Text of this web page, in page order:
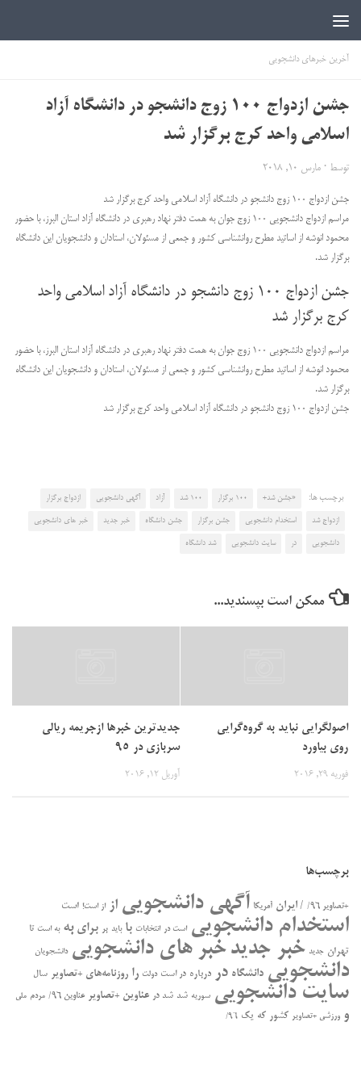
آخرین خبرهای دانشجویی
جشن ازدواج ۱۰۰ زوج دانشجو در دانشگاه آزاد
اسلامی واحد کرج برگزار شد
توسط · مارس 10, 2018
جشن ازدواج ۱۰۰ زوج دانشجو در دانشگاه آزاد اسلامی واحد کرج برگزار شد
مراسم ازدواج دانشجویی ۱۰۰ زوج جوان به همت دفتر نهاد رهبری در دانشگاه آزاد استان البرز، با حضور
محمود انوشه از اساتید مطرح روانشناسی کشور و جمعی از مسئولان، استادان و دانشجویان این دانشگاه
برگزار شد.
جشن ازدواج ۱۰۰ زوج دانشجو در دانشگاه آزاد اسلامی واحد
کرج برگزار شد
مراسم ازدواج دانشجویی ۱۰۰ زوج جوان به همت دفتر نهاد رهبری در دانشگاه آزاد استان البرز، با حضور
محمود انوشه از اساتید مطرح روانشناسی کشور و جمعی از مسئولان، استادان و دانشجویان این دانشگاه
برگزار شد.
جشن ازدواج ۱۰۰ زوج دانشجو در دانشگاه آزاد اسلامی واحد کرج برگزار شد
برچسب ها: «جشن شد+ ۱۰۰ برگزار ۱۰۰ شد آزاد آگهی دانشجویی ازدواج برگزار
ازدواج شد استخدام دانشجویی جشن برگزار جشن دانشگاه خبر جدید خبر های دانشجویی
دانشجویی در سایت دانشجویی شد دانشگاه
ممکن است بپسندید...
اصولگرایی نباید به گروه‌گرایی
روی بیاورد
فوریه 29, 2016
جدیدترین خبرها ازجریمه ریالی
سربازی در 95
آوریل 12, 2016
برچسب‌ها
+تصاویر ۹۶/ / ایران آمریکا آگهی دانشجویی از از است! است
استخدام دانشجویی است در انتخابات با باید بر برای به به است تا
تهران جدید خبر جدید خبر های دانشجویی دانشجویان
دانشجویی دانشگاه در درباره در ﺍﺳﺖ دولت را روزنامه‌های +تصاویر سال
سایت دانشجویی سوریه شد شد در عناوین +تصاویر عناوین ۹۶/ مردم ملی
و ورزشی +تصاویر کشور که یک ۹۶/